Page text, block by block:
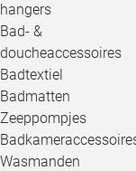
hangers
Bad- &
doucheaccessoires
Badtextiel
Badmatten
Zeeppompjes
Wasmanden